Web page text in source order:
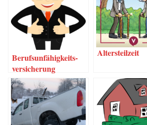
Berufs­un­fä­hig­keits­
ver­si­che­rung
Alters­teil­zeit